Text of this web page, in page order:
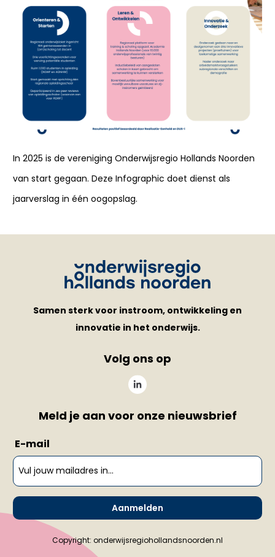
In 2025 is de vereniging Onderwijsregio Hollands Noorden
van start gegaan. Deze Infographic doet dienst als
jaarverslag in één oogopslag.
Samen sterk voor instroom, ontwikkeling en
innovatie in het onderwijs.
Volg ons op
Meld je aan voor onze nieuwsbrief
E-mail
Aanmelden
Copyright: onderwijsregiohollandsnoorden.nl